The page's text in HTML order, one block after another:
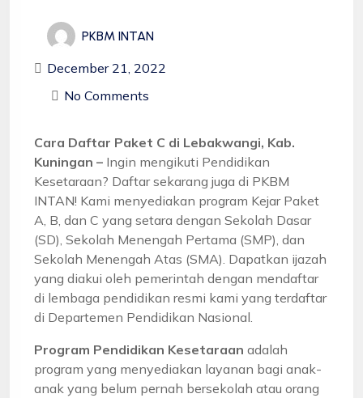
PKBM INTAN
December 21, 2022
No Comments
Cara Daftar Paket C di Lebakwangi, Kab.
Kuningan – Ingin mengikuti Pendidikan
Kesetaraan? Daftar sekarang juga di PKBM
INTAN! Kami menyediakan program Kejar Paket
A, B, dan C yang setara dengan Sekolah Dasar
(SD), Sekolah Menengah Pertama (SMP), dan
Sekolah Menengah Atas (SMA). Dapatkan ijazah
yang diakui oleh pemerintah dengan mendaftar
di lembaga pendidikan resmi kami yang terdaftar
di Departemen Pendidikan Nasional.
Program Pendidikan Kesetaraan adalah
program yang menyediakan layanan bagi anak-
anak yang belum pernah bersekolah atau orang